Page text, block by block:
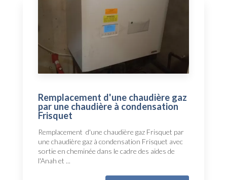
Remplacement d'une chaudière gaz
par une chaudière à condensation
Frisquet
Remplacement d'une chaudière gaz Frisquet par
une chaudière gaz à condensation Frisquet avec
sortie en cheminée dans le cadre des aides de
l'Anah et ...